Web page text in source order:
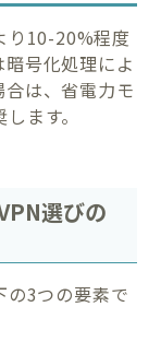
り10-20%程度
号化処理によ
は、省電力モ
ます。
選びの
の3つの要素で